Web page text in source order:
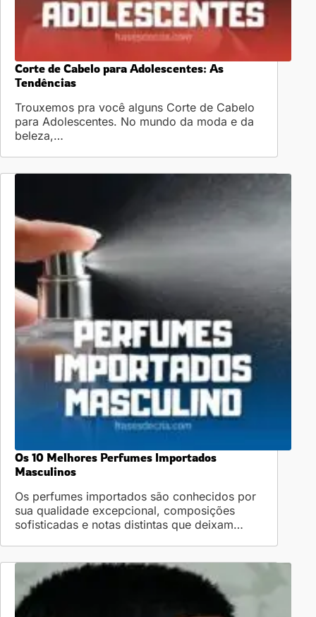
Corte de Cabelo para Adolescentes: As
Tendências
Trouxemos pra você alguns Corte de Cabelo
para Adolescentes. No mundo da moda e da
beleza,…
Os 10 Melhores Perfumes Importados
Masculinos
Os perfumes importados são conhecidos por
sua qualidade excepcional, composições
sofisticadas e notas distintas que deixam…